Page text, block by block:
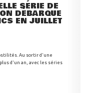
SÉRIE DE
DÉBARQUE
EN JUILLET
Au sortir d'une
d'un an, avec les séries